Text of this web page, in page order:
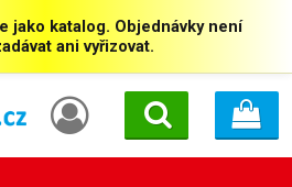
jako katalog. Objednávky není
ani vyřizovat.